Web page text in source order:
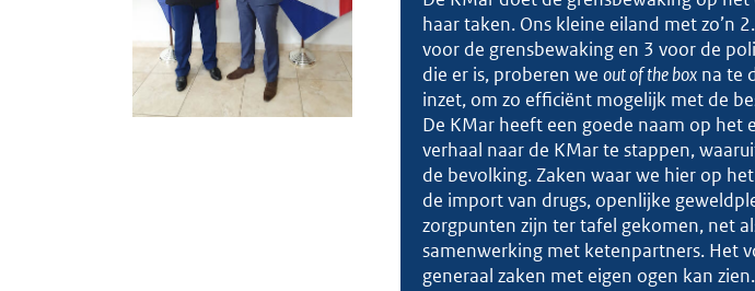
haar taken. Ons kleine eiland met zo’n
voor de grensbewaking en 3 voor de
die er is, proberen we out of the box na te
inzet, om zo efficiënt mogelijk met de
De KMar heeft een goede naam op het
verhaal naar de KMar te stappen,
de bevolking. Zaken waar we hier op
de import van drugs, openlijke
zorgpunten zijn ter tafel gekomen, net
samenwerking met ketenpartners. Het
generaal zaken met eigen ogen kan